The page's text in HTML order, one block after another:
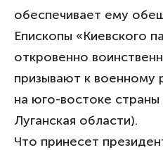
обеспечивает ему
Епископы «Киевского
откровенно
призывают к
на юго-востоке
Луганская области).
Что принесет